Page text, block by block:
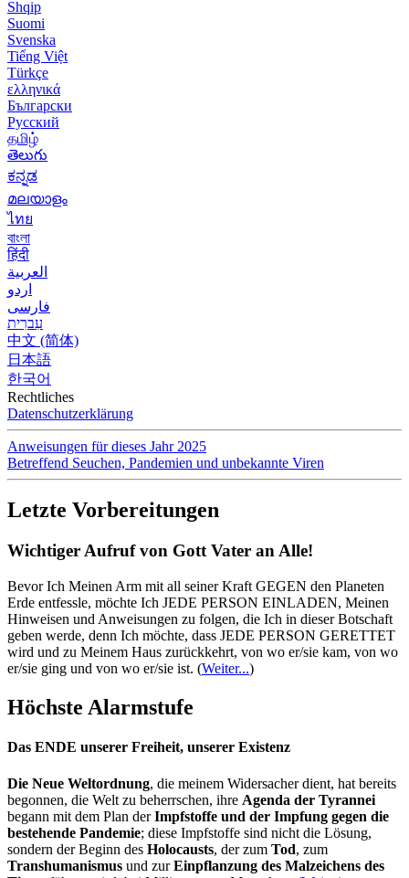
Shqip
Suomi
Svenska
Tiếng Việt
Türkçe
ελληνικά
Български
Русский
தமிழ்
తెలుగు
ಕನ್ನಡ
മലയാളം
ไทย
বাংলা
हिंदी
العربية
اردو
فارسی
עִברִית
中文 (简体)
日本語
한국어
Rechtliches
Datenschutzerklärung
Anweisungen für dieses Jahr 2025
Betreffend Seuchen, Pandemien und unbekannte Viren
Letzte Vorbereitungen
Wichtiger Aufruf von Gott Vater an Alle!
Bevor Ich Meinen Arm mit all seiner Kraft GEGEN den Planeten
Erde entfessle, möchte Ich JEDE PERSON EINLADEN, Meinen
Hinweisen und Anweisungen zu folgen, die Ich in dieser Botschaft
geben werde, denn Ich möchte, dass JEDE PERSON GERETTET
wird und zu Meinem Haus zurückkehrt, von wo er/sie kam, von wo
er/sie ging und von wo er/sie ist. (Weiter...)
Höchste Alarmstufe
Das ENDE unserer Freiheit, unserer Existenz
Die Neue Weltordnung, die meinem Widersacher dient, hat bereits
begonnen, die Welt zu beherrschen, ihre Agenda der Tyrannei
begann mit dem Plan derImpfstoffe und der Impfung gegen die
bestehende Pandemie; diese Impfstoffe sind nicht die Lösung,
sondern der Beginn des Holocausts, der zum Tod, zum
Transhumanismus und zurEinpflanzung des Malzeichens des